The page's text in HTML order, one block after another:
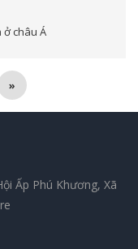
ở châu Á
»
Ấp Phú Khương, Xã